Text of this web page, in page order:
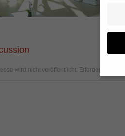
wird nicht veröffentlicht. Erforderliche